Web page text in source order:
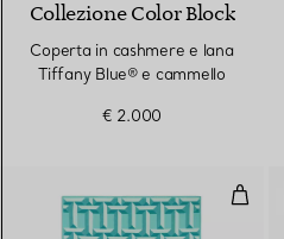
Collezione Color Block
Coperta in cashmere e lana
Tiffany Blue® e cammello
€ 2.000